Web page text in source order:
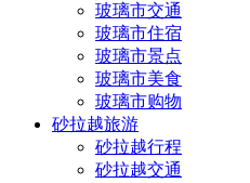
玻璃市交通
玻璃市住宿
玻璃市景点
玻璃市美食
玻璃市购物
砂拉越旅游
砂拉越行程
砂拉越交通